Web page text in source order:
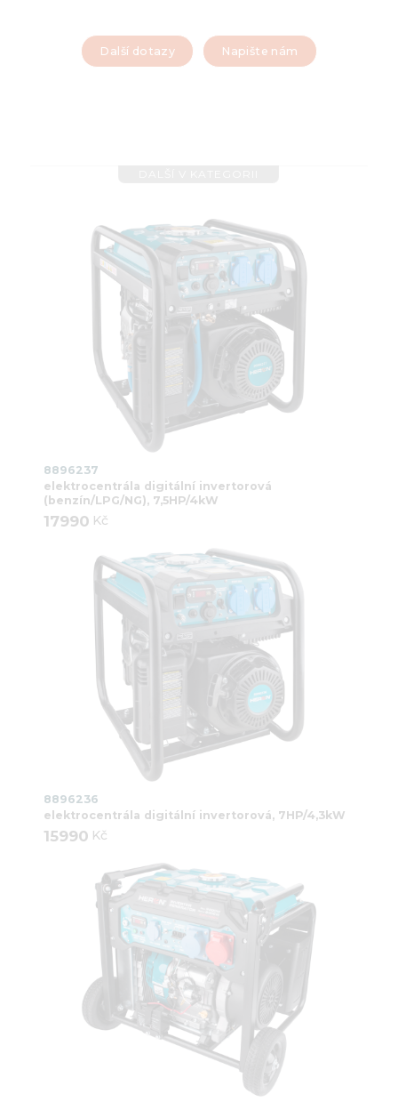
Další dotazy Napište nám
8896237
elektrocentrála digitální invertorová
(benzín/LPG/NG), 7,5HP/4kW
17990 Kč
8896236
elektrocentrála digitální invertorová, 7HP/4,3kW
15990 Kč